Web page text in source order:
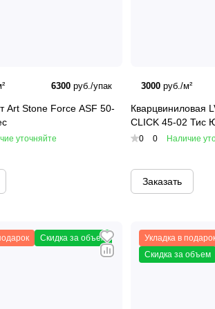
сцепление с основанием и
кухнях и других влажных зонах.
покрытия
6300руб./упак
Art Stone Force ASF 50-
уточняйте
3000руб./м²
Кварцвиниловая
CLICK 45-02 Тис
0 0 Наличие
Заказать
Скидка за объем Укладка в
Скидка за объем